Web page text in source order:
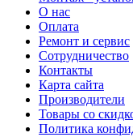
О нас
Оплата
Ремонт и сервис
Сотрудничество
Контакты
Карта сайта
Производители
Товары со
Политика